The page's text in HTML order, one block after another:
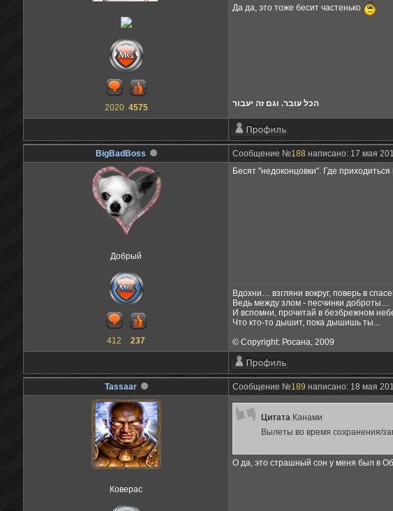
2020 4575
Да да, это тоже бесит частенько
הכל עובר. וגם זה יעבור
BigBadBoss Сообщение №188 написано: 17 мая
Добрый
412 237
Бесят "недоконцовки". Где
Вдохни… взгляни вокруг, поверь в
Ведь между злом - песчинки доброты…
И вспомни, прочитай в безбрежном
Что кто-то дышит, пока дышишь ты...
© Copyright: Росана, 2009
Tassaаr Сообщение №189 написано: 18 мая
Коверас
Цитата Канами
Вылеты во время сохранения/
О да, это страшный сон у меня был в